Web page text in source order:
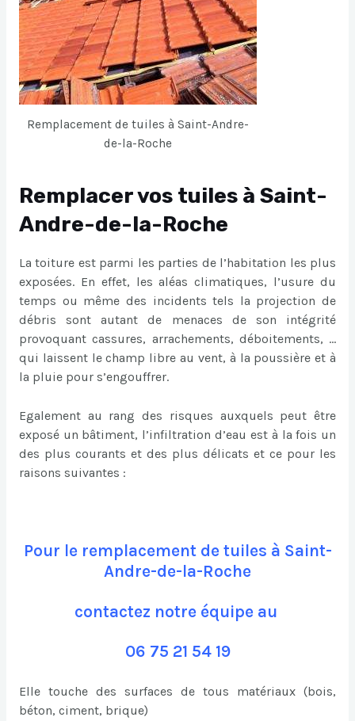
Remplacement de tuiles à Saint-Andre-
de-la-Roche
Remplacer vos tuiles à Saint-
Andre-de-la-Roche
La toiture est parmi les parties de l’habitation les plus
exposées. En effet, les aléas climatiques, l’usure du
temps ou même des incidents tels la projection de
débris sont autant de menaces de son intégrité
provoquant cassures, arrachements, déboitements, …
qui laissent le champ libre au vent, à la poussière et à
la pluie pour s’engouffrer.
Egalement au rang des risques auxquels peut être
exposé un bâtiment, l’infiltration d’eau est à la fois un
des plus courants et des plus délicats et ce pour les
raisons suivantes :
Pour le remplacement de tuiles à Saint-
Andre-de-la-Roche
contactez notre équipe au
06 75 21 54 19
Elle touche des surfaces de tous matériaux (bois,
béton, ciment, brique)